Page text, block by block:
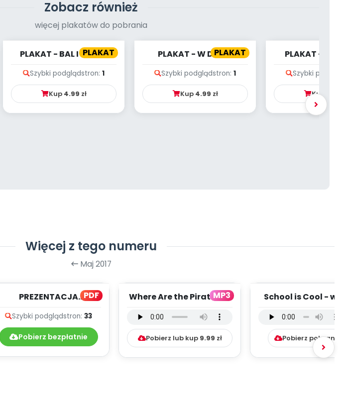
Zobacz również
więcej plakatów do pobrania
PLAKAT
PLAKAT - BAL I BALON
Szybki podglądstron: 1
Kup 4.99 zł
PLAKAT
PLAKAT - W DOMU
Szybki podglądstron: 1
Kup 4.99 zł
PLAKAT -
Szybki
Kup
Więcej z tego numeru
Maj 2017
PDF
PREZENTACJA
ŚWIATA (PD)
Szybki podglądstron: 33
Pobierz bezpłatnie
MP3
Where Are the Pirates? -
(PD, mp3...
Pobierz lub kup 9.99 zł
School is Cool -
mp3)
Pobierz